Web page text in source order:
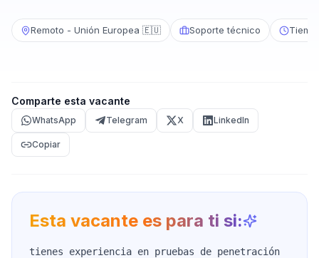
Remoto - Unión Europea 🇪🇺 Soporte técnico
Comparte esta vacante
WhatsApp Telegram X LinkedIn
Copiar
Esta vacante es para ti si:
tienes experiencia en pruebas de penetración